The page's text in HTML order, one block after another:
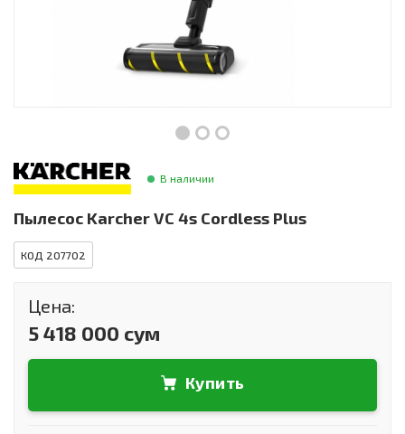
Сантехника
В наличии
Пылесос Karcher VC 4s Cordless Plus
КОД 207702
Цена:
5 418 000 сум
Купить